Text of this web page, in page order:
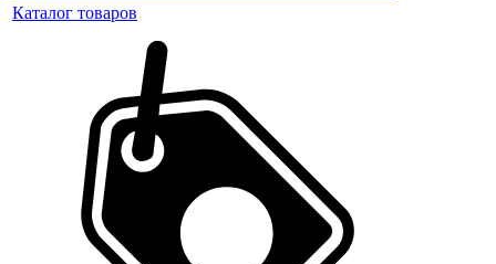
Каталог товаров